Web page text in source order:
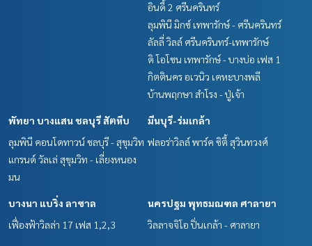
อินดี้ 2 ศรีนครินทร์
ลุมพินี มิกซ์ เทพารักษ์ - ศรีนครินทร์
ลัลลี่ วิลล์ ศรีนครินทร์-เทพารักษ์
ดิ โอโซน เทพารักษ์ - บางบ่อ เฟส 1
กิตตินคร อเวนิว เคหะบางพลี
บ้านพฤกษา สำโรง - ปู่เจ้า
พัทยา บางแสน ชลบุรี สัตหีบ
ลุมพินี คอนโดทาวน์ ชลบุรี - สุขุมวิท
แกรนด์ วัลเล่ สุขุมวิท - เลี่ยงหนอง
มน
มีนบุรี-ร่มเกล้า
ฟลอร่าวิลล์ พาร์ค ซิตี้ สุวินทวงศ์
บางนา แบริ่ง ลาซาล
เฟื่องฟ้าวิลล่า 17 เฟส 1,2,3
นครปฐม พุทธมณฑล ศาลายา
วิลลาจจิโอ ปิ่นเกล้า - ศาลายา